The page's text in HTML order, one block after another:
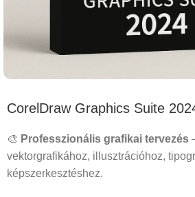
CorelDraw Graphics Suite
🎨 Professzionális grafikai tervezés
vektorgrafikához, illusztrációhoz,
képszerkesztéshez.